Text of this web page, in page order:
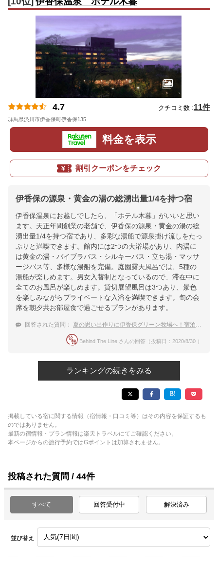
4.7 クチコミ数 :11件
群馬県渋川市伊香保町伊香保135
料金を表示
割引クーポンをチェック
伊香保の源泉・黄金の湯の総湧出量1/4を持つ宿
伊香保温泉にお越しでしたら、「ホテル木暮」がいいと思い
ます。天正年間創業の老舗で、伊香保の源泉・黄金の湯の総
湧出量1/4を持つ宿であり、多彩な湯船で源泉掛け流しをたっ
ぷりと満喫できます。館内には2つの大浴場があり、内湯に
は黄金の湯・バイブラバス・シルキーバス・立ち湯・マッサ
ージバス等、多様な湯船を完備。庭園露天風呂では、5種の
湯船が楽しめます。男女入替制となっているので、滞在中に
全てのお風呂が楽しめます。貸切展望風呂は3つあり、景色
を楽しみながらプライベートな入浴を満喫できます。旬の会
席を朝夕共お部屋食で過ごせるプランがあります。
回答された質問： 夏の思い出作りに伊香保グリーン牧場へ！宿泊に、赤ちゃんも
Behind The Line さんの回答（投稿日：2020/8/30 ）
ランキングの続きをみる
掲載している宿に関する情報（宿情報・口コミ等）はその内容を保証するも
のではありません。
最新の宿情報・プラン情報は楽天トラベルにてご確認ください。
本ページからの旅行予約ではGポイントは加算されません。
投稿された質問 / 44件
すべて 回答受付中 解決済み
並び替え